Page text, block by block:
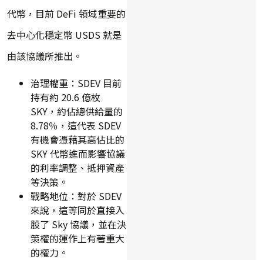
代幣，目前 DeFi 領域重要的
去中心化穩定幣 USDS 就是
由該協議所推出。
治理權重：SDEV 目前
持有約 20.6 億枚
SKY，約佔總供給量的
8.78％，這代表 SDEV
有機會憑藉其高佔比的
SKY 代幣進而影響協議
的利率調整、抵押資產
等決策。
戰略地位：對於 SDEV
來說，這等同於直接入
股了 Sky 協議，並在決
策權的運作上有著重大
的權力。